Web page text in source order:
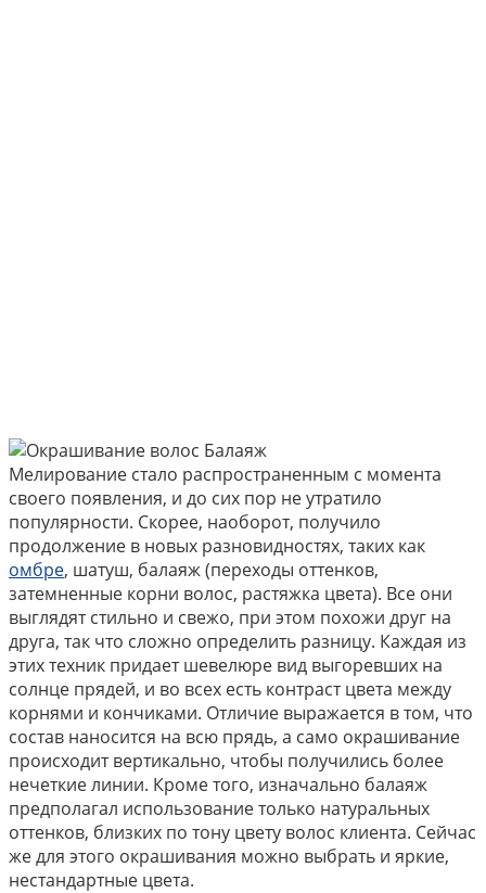
Мелирование стало распространенным с момента
своего появления, и до сих пор не утратило
популярности. Скорее, наоборот, получило
продолжение в новых разновидностях, таких как
омбре, шатуш, балаяж (переходы оттенков,
затемненные корни волос, растяжка цвета). Все они
выглядят стильно и свежо, при этом похожи друг на
друга, так что сложно определить разницу. Каждая из
этих техник придает шевелюре вид выгоревших на
солнце прядей, и во всех есть контраст цвета между
корнями и кончиками. Отличие выражается в том, что
состав наносится на всю прядь, а само окрашивание
происходит вертикально, чтобы получились более
нечеткие линии. Кроме того, изначально балаяж
предполагал использование только натуральных
оттенков, близких по тону цвету волос клиента. Сейчас
же для этого окрашивания можно выбрать и яркие,
нестандартные цвета.